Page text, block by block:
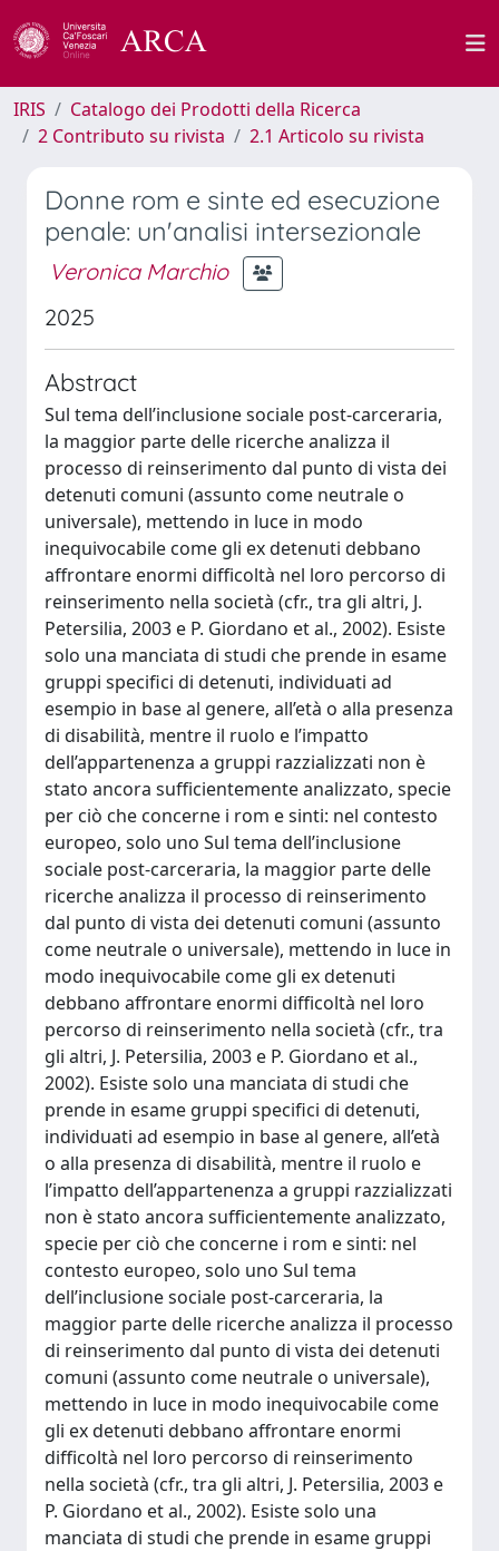
IRIS
Catalogo dei Prodotti della Ricerca
2 Contributo su rivista
2.1 Articolo su rivista
Donne rom e sinte ed esecuzione
penale: un'analisi intersezionale
Veronica Marchio
2025
Abstract
Sul tema dell’inclusione sociale post-carceraria,
la maggior parte delle ricerche analizza il
processo di reinserimento dal punto di vista dei
detenuti comuni (assunto come neutrale o
universale), mettendo in luce in modo
inequivocabile come gli ex detenuti debbano
affrontare enormi difficoltà nel loro percorso di
reinserimento nella società (cfr., tra gli altri, J.
Petersilia, 2003 e P. Giordano et al., 2002). Esiste
solo una manciata di studi che prende in esame
gruppi specifici di detenuti, individuati ad
esempio in base al genere, all’età o alla presenza
di disabilità, mentre il ruolo e l’impatto
dell’appartenenza a gruppi razzializzati non è
stato ancora sufficientemente analizzato, specie
per ciò che concerne i rom e sinti: nel contesto
europeo, solo uno Sul tema dell’inclusione
sociale post-carceraria, la maggior parte delle
ricerche analizza il processo di reinserimento
dal punto di vista dei detenuti comuni (assunto
come neutrale o universale), mettendo in luce in
modo inequivocabile come gli ex detenuti
debbano affrontare enormi difficoltà nel loro
percorso di reinserimento nella società (cfr., tra
gli altri, J. Petersilia, 2003 e P. Giordano et al.,
2002). Esiste solo una manciata di studi che
prende in esame gruppi specifici di detenuti,
individuati ad esempio in base al genere, all’età
o alla presenza di disabilità, mentre il ruolo e
l’impatto dell’appartenenza a gruppi razzializzati
non è stato ancora sufficientemente analizzato,
specie per ciò che concerne i rom e sinti: nel
contesto europeo, solo uno Sul tema
dell’inclusione sociale post-carceraria, la
maggior parte delle ricerche analizza il processo
di reinserimento dal punto di vista dei detenuti
comuni (assunto come neutrale o universale),
mettendo in luce in modo inequivocabile come
gli ex detenuti debbano affrontare enormi
difficoltà nel loro percorso di reinserimento
nella società (cfr., tra gli altri, J. Petersilia, 2003 e
P. Giordano et al., 2002). Esiste solo una
manciata di studi che prende in esame gruppi